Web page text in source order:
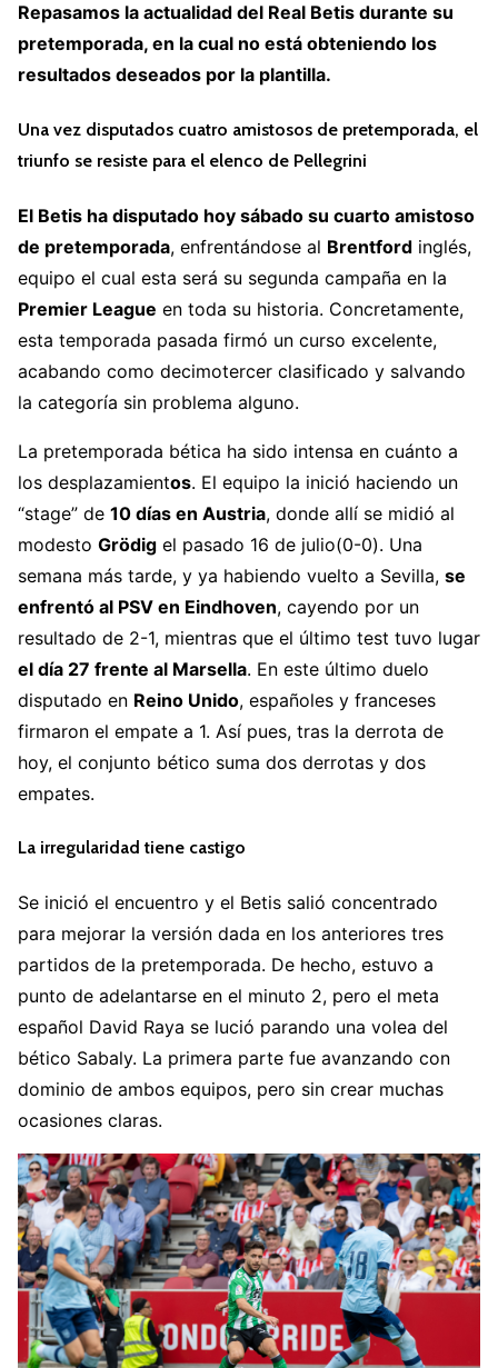
Repasamos la actualidad del Real Betis durante su
pretemporada, en la cual no está obteniendo los
resultados deseados por la plantilla.
Una vez disputados cuatro amistosos de pretemporada, el
triunfo se resiste para el elenco de Pellegrini
El Betis ha disputado hoy sábado su cuarto amistoso
de pretemporada, enfrentándose al Brentford inglés,
equipo el cual esta será su segunda campaña en la
Premier League en toda su historia. Concretamente,
esta temporada pasada firmó un curso excelente,
acabando como decimotercer clasificado y salvando
la categoría sin problema alguno.
La pretemporada bética ha sido intensa en cuánto a
los desplazamientos. El equipo la inició haciendo un
“stage” de 10 días en Austria, donde allí se midió al
modesto Grödig el pasado 16 de julio(0-0). Una
semana más tarde, y ya habiendo vuelto a Sevilla, se
enfrentó al PSV en Eindhoven, cayendo por un
resultado de 2-1, mientras que el último test tuvo lugar
el día 27 frente al Marsella. En este último duelo
disputado en Reino Unido, españoles y franceses
firmaron el empate a 1. Así pues, tras la derrota de
hoy, el conjunto bético suma dos derrotas y dos
empates.
La irregularidad tiene castigo
Se inició el encuentro y el Betis salió concentrado
para mejorar la versión dada en los anteriores tres
partidos de la pretemporada. De hecho, estuvo a
punto de adelantarse en el minuto 2, pero el meta
español David Raya se lució parando una volea del
bético Sabaly. La primera parte fue avanzando con
dominio de ambos equipos, pero sin crear muchas
ocasiones claras.